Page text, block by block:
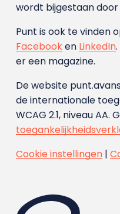
wordt bijgestaan
Punt is ook te vinden
Facebooken LinkedIn
er een magazine.
De website
de internationale
WCAG 2.1, niveau AA.
Cookie instellingen|